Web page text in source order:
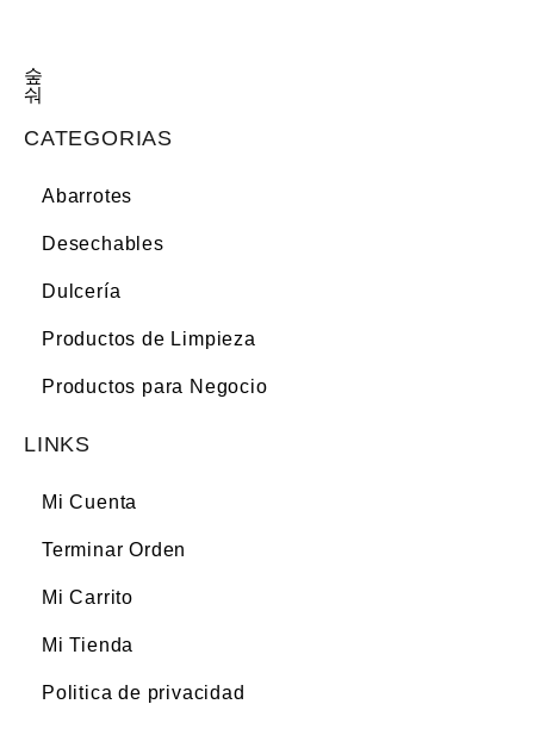
CATEGORIAS
Abarrotes
Desechables
Dulcería
Productos de Limpieza
Productos para Negocio
LINKS
Mi Cuenta
Terminar Orden
Mi Carrito
Mi Tienda
Politica de privacidad